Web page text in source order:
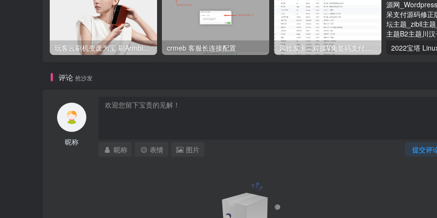
玩客云刷机变废为宝 刷Armbian系统/安装宝塔5.9/安装博客Typecho/网盘系统Cloudreve/免费内网穿透 详细教程 crmeb 客服长连接配置 风铃发卡 - 对接V免签码支付教程,使用易支付对接风铃发卡教程
评论 抢沙发
昵称
提交评
昵称 表情 图片